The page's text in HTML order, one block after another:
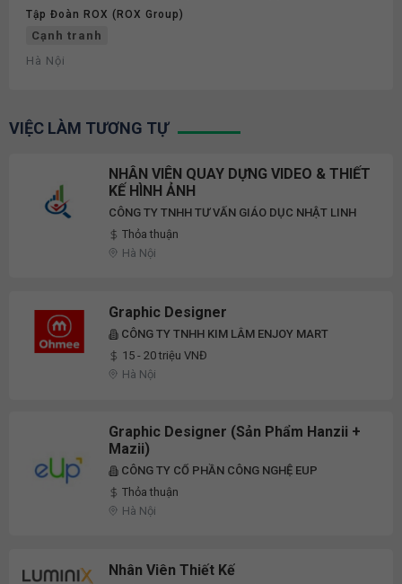
Tập Đoàn ROX (ROX Group)
Cạnh tranh
Hà Nội
VIỆC LÀM TƯƠNG TỰ
NHÂN VIÊN QUAY DỰNG VIDEO & THIẾT
KẾ HÌNH ẢNH
CÔNG TY TNHH TƯ VẤN GIÁO DỤC NHẬT LINH
Thỏa thuận
Hà Nội
Graphic Designer
CÔNG TY TNHH KIM LÂM ENJOY MART
15 - 20 triệu VNĐ
Hà Nội
Graphic Designer (Sản Phẩm Hanzii +
Mazii)
CÔNG TY CỔ PHẦN CÔNG NGHỆ EUP
Thỏa thuận
Hà Nội
Nhân Viên Thiết Kế